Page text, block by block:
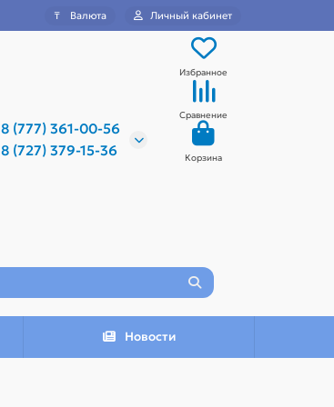
₸ Валюта Личный кабинет
8 (777) 361-00-56
8 (727) 379-15-36
Избранное
Сравнение
Корзина
Новости